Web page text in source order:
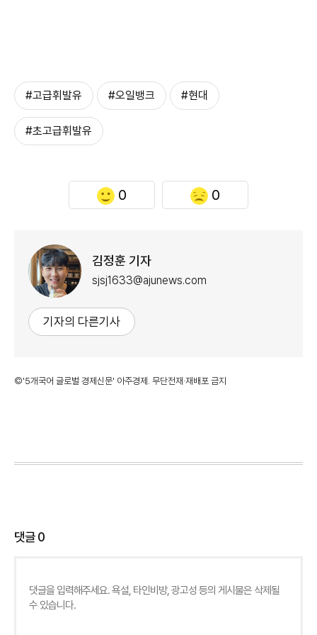
#고급휘발유 #오일뱅크 #현대
#초고급휘발유
0 0
김정훈 기자
sjsj1633@ajunews.com
기자의 다른기사
©'5개국어 글로벌 경제신문' 아주경제. 무단전재·재배포 금지
댓글0